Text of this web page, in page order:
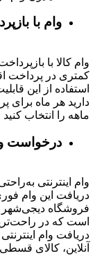
وام با
کمتری در پرداخت
استفاده از این
ماهه را انتخاب
درخواست
وام اینترنتی
دریافت این وام
فروشگاه دیجی‌شهر
است که در
دریافت وام
آنلاین، کالای